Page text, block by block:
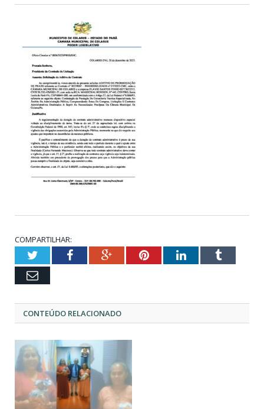
COMPARTILHAR:
TwitterFacebookGoogle+PinterestLinkedInTumblr
Email
CONTEÚDO RELACIONADO